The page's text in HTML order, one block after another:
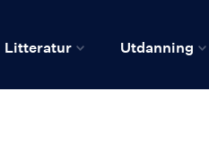
Litteratur Utdanning